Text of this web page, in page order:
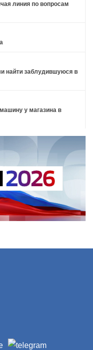
линия по вопросам
найти заблудившуюся в
у магазина в